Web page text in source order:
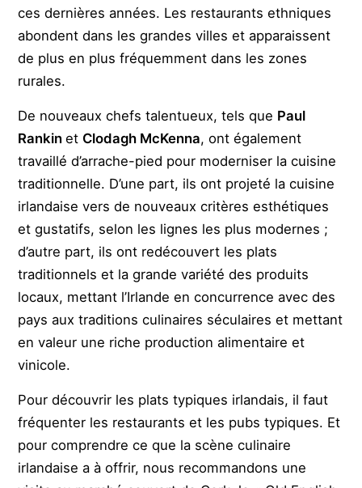
ces dernières années. Les restaurants ethniques
abondent dans les grandes villes et apparaissent
de plus en plus fréquemment dans les zones
rurales.
De nouveaux chefs talentueux, tels que Paul
Rankinet Clodagh McKenna, ont également
travaillé d’arrache-pied pour moderniser la cuisine
traditionnelle. D’une part, ils ont projeté la cuisine
irlandaise vers de nouveaux critères esthétiques
et gustatifs, selon les lignes les plus modernes ;
d’autre part, ils ont redécouvert les plats
traditionnels et la grande variété des produits
locaux, mettant l’Irlande en concurrence avec des
pays aux traditions culinaires séculaires et mettant
en valeur une riche production alimentaire et
vinicole.
Pour découvrir les plats typiques irlandais, il faut
fréquenter les restaurants et les pubs typiques. Et
pour comprendre ce que la scène culinaire
irlandaise a à offrir, nous recommandons une